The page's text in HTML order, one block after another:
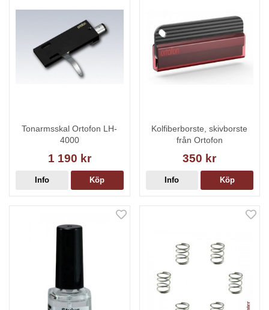
Tonarmsskal Ortofon LH-
4000
1 190 kr
Info Köp
Kolfiberborste, skivborste
från Ortofon
350 kr
Info Köp